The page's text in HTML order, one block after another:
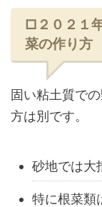
□２０２１
菜の作り方
固い粘土質で
方は別です。
砂地では大
特に根菜類